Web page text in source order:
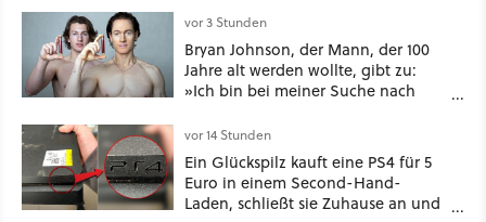
Seitenverhältnis seid ihr unterwegs?
vor 3 Stunden
Bryan Johnson, der Mann, der 100
Jahre alt werden wollte, gibt zu:
»Ich bin bei meiner Suche nach
vor 14 Stunden
Ein Glückspilz kauft eine PS4 für 5
Euro in einem Second-Hand-
Laden, schließt sie Zuhause an und